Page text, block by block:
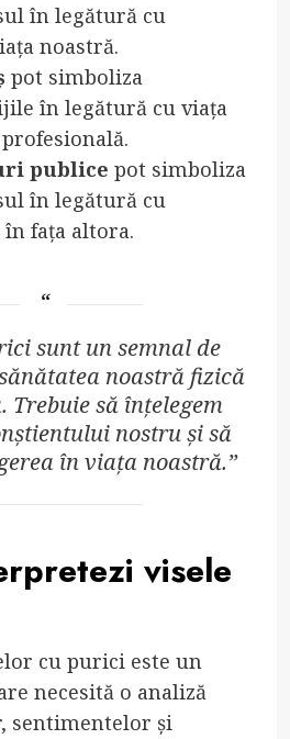
în legătură cu
noastră.
pot simboliza
în legătură cu viața
publice pot simboliza
în legătură cu
fața altora.
sunt un semnal de
noastră fizică
Trebuie să înțelegem
nostru și să
în viața noastră.”
visele
cu purici este un
necesită o analiză
sentimentelor și